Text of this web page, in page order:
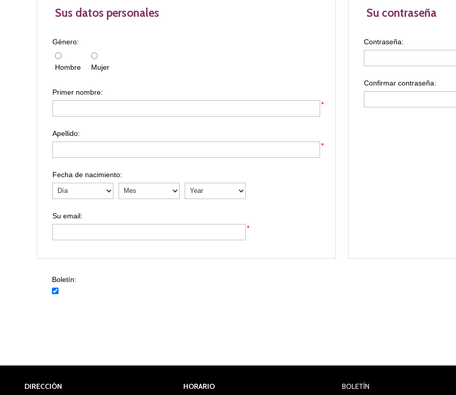
Sus datos personales
Género:
Hombre Mujer
Primer nombre:
*
Apellido:
*
Fecha de nacimiento:
*
Boletín:
Su contraseña
Contraseña:
Confirmar contraseña:
DIRECCIÓN
HORARIO
BOLETÍN